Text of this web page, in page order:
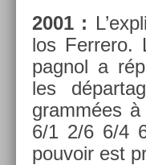
2001 :
los Fer­rero.
pagnol a
les
grammées à
6/1 2/6 6/4
pouvoir est